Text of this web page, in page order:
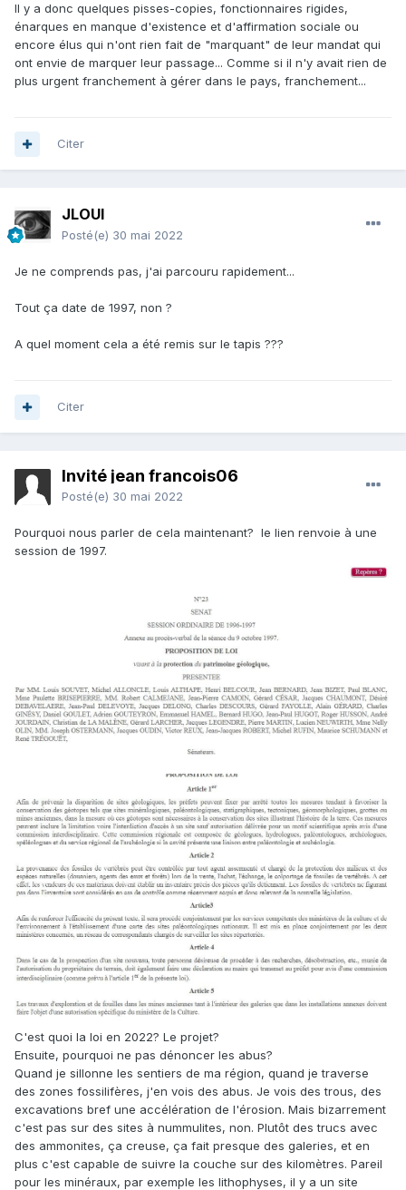
Il y a donc quelques pisses-copies, fonctionnaires rigides,
énarques en manque d'existence et d'affirmation sociale ou
encore élus qui n'ont rien fait de "marquant" de leur mandat qui
ont envie de marquer leur passage... Comme si il n'y avait rien de
plus urgent franchement à gérer dans le pays, franchement...
Citer
JLOUI
Posté(e) 30 mai 2022
Je ne comprends pas, j'ai parcouru rapidement...
Tout ça date de 1997, non ?
A quel moment cela a été remis sur le tapis ???
Citer
Invité jean francois06
Posté(e) 30 mai 2022
Pourquoi nous parler de cela maintenant? le lien renvoie à une
session de 1997.
C'est quoi la loi en 2022? Le projet?
Ensuite, pourquoi ne pas dénoncer les abus?
Quand je sillonne les sentiers de ma région, quand je traverse
des zones fossilifères, j'en vois des abus. Je vois des trous, des
excavations bref une accélération de l'érosion. Mais bizarrement
c'est pas sur des sites à nummulites, non. Plutôt des trucs avec
des ammonites, ça creuse, ça fait presque des galeries, et en
plus c'est capable de suivre la couche sur des kilomètres. Pareil
pour les minéraux, par exemple les lithophyses, il y a un site